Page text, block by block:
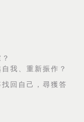
我、重新振作？
回自己，尋獲答